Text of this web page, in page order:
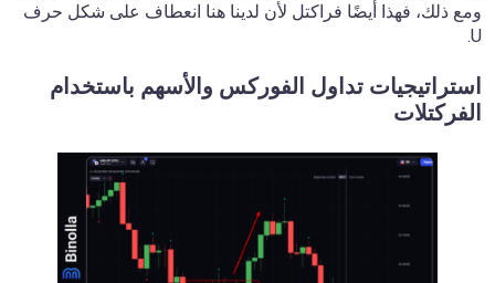
ومع ذلك، فهذا أيضًا فراكتل لأن لدينا هنا انعطاف على شكل حرف
U.
استراتيجيات تداول الفوركس والأسهم باستخدام
الفركتلات